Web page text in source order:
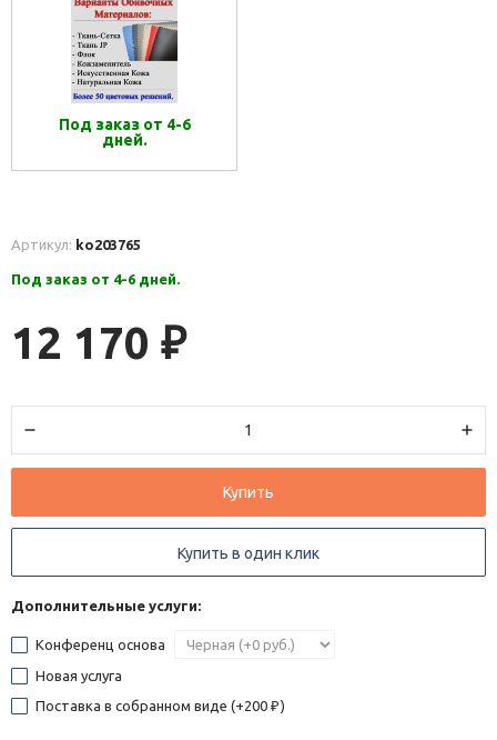
Под заказ от 4-6
дней.
Артикул: ko203765
Под заказ от 4-6 дней.
12 170 ₽
Купить
Купить в один клик
Дополнительные услуги:
Конференц основа
Новая услуга
Поставка в собранном виде (+200 ₽ )